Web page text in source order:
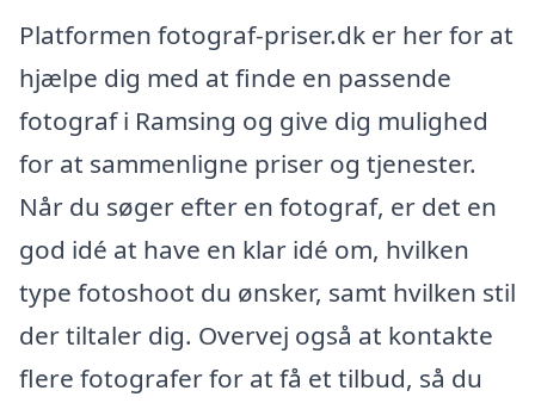
Platformen fotograf-priser.dk er her for at
hjælpe dig med at finde en passende
fotograf i Ramsing og give dig mulighed
for at sammenligne priser og tjenester.
Når du søger efter en fotograf, er det en
god idé at have en klar idé om, hvilken
type fotoshoot du ønsker, samt hvilken stil
der tiltaler dig. Overvej også at kontakte
flere fotografer for at få et tilbud, så du